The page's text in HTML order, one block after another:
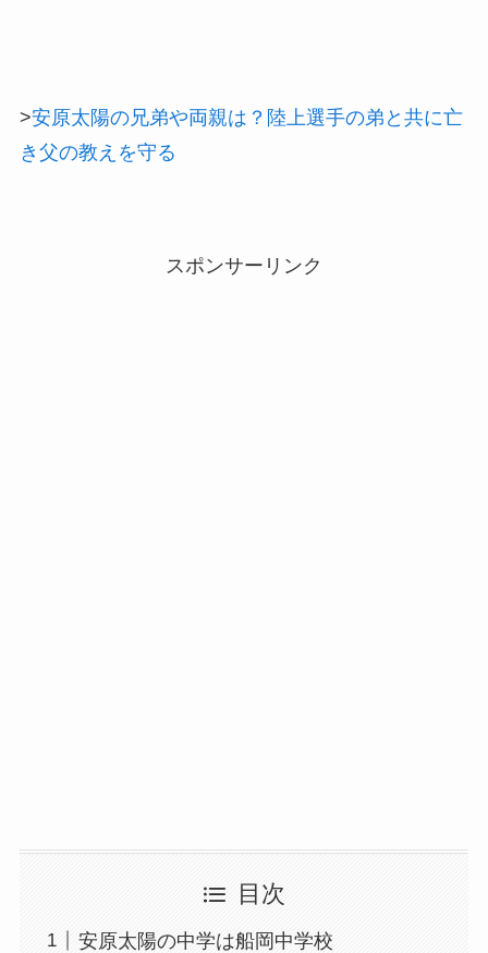
>安原太陽の兄弟や両親は？陸上選手の弟と共に亡
き父の教えを守る
スポンサーリンク
目次
安原太陽の中学は船岡中学校